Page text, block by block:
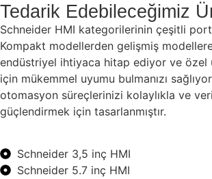
Tedarik Edebileceğimiz
Schneider HMI kategorilerinin çeşitli
Kompakt modellerden gelişmiş
endüstriyel ihtiyaca hitap ediyor ve özel
için mükemmel uyumu bulmanızı
otomasyon süreçlerinizi kolaylıkla ve
güçlendirmek için tasarlanmıştır.
Schneider 3,5 inç HMI
Schneider 5.7 inç HMI